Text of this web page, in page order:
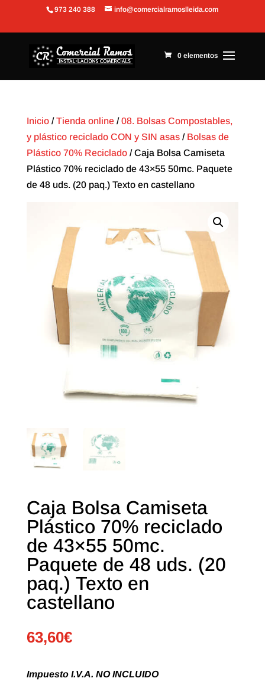
Abrir barra de herramientas
973 240 388 info@comercialramoslleida.com
0 elementos
Inicio/Tienda online/08. Bolsas Compostables,
y plástico reciclado CON y SIN asas/ Bolsas de
Plástico 70% Reciclado/ Caja Bolsa Camiseta
Plástico 70% reciclado de 43×55 50mc. Paquete
de 48 uds. (20 paq.) Texto en castellano
Caja Bolsa Camiseta
Plástico 70% reciclado
de 43×55 50mc.
Paquete de 48 uds. (20
paq.) Texto en
castellano
63,60€
Impuesto I.V.A. NO INCLUIDO